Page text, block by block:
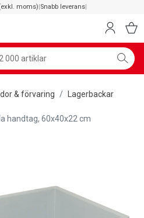
moms)|Snabb leverans|
& förvaring
Lagerbackar
handtag, 60x40x22 cm